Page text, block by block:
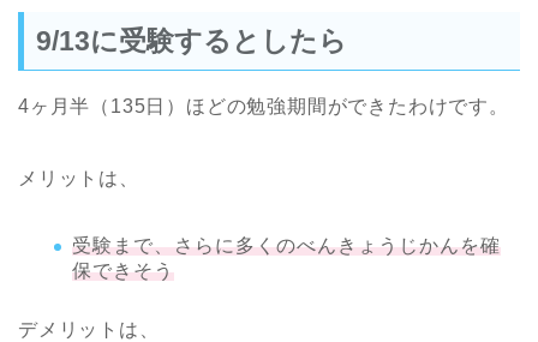
9/13に受験するとしたら
4ヶ月半（135日）ほどの勉強期間ができたわけです。
メリットは、
受験まで、さらに多くのべんきょうじかんを確
保できそう
デメリットは、